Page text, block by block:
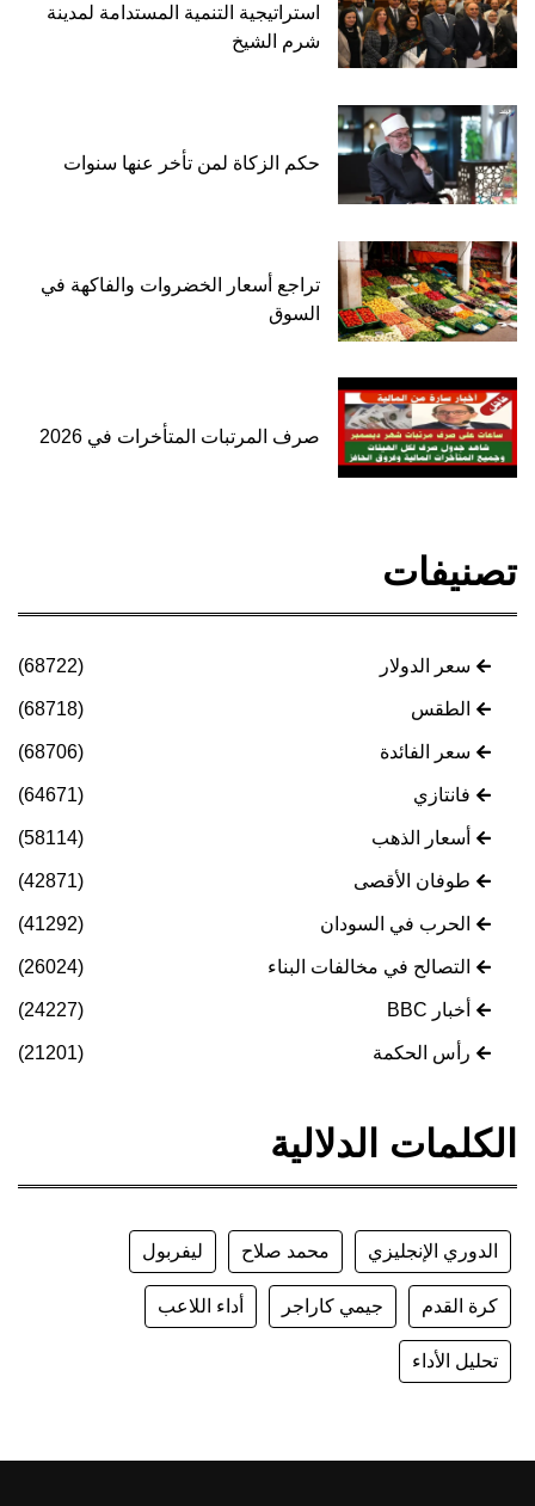
استراتيجية التنمية المستدامة لمدينة
شرم الشيخ
حكم الزكاة لمن تأخر عنها سنوات
تراجع أسعار الخضروات والفاكهة في
السوق
صرف المرتبات المتأخرات في 2026
تصنيفات
سعر الدولار (68722)
الطقس (68718)
سعر الفائدة (68706)
فانتازي (64671)
أسعار الذهب (58114)
طوفان الأقصى (42871)
الحرب في السودان (41292)
التصالح في مخالفات البناء (26024)
أخبار BBC (24227)
رأس الحكمة (21201)
الكلمات الدلالية
الدوري الإنجليزي محمد صلاح ليفربول
كرة القدم جيمي كاراجر أداء اللاعب
تحليل الأداء